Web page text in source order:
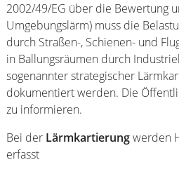
2002/49/EG über die Bewertung
Umgebungslärm) muss die
durch Straßen-, Schienen- und
in Ballungsräumen durch
sogenannter strategischer
dokumentiert werden. Die
zu informieren.
Bei der Lärmkartierungwerden
erfasst